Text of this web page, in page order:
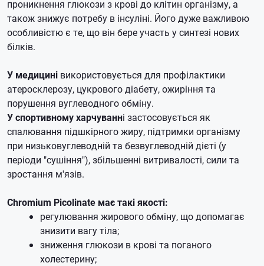
проникнення глюкози з крові до клітин організму, а
також знижує потребу в інсуліні. Його дуже важливою
особливістю є те, що він бере участь у синтезі нових
білків.
У медицині використовується для профілактики
атеросклерозу, цукрового діабету, ожиріння та
порушення вуглеводного обміну.
У спортивному харчуванні застосовується як
спалювання підшкірного жиру, підтримки організму
при низьковуглеводній та безвуглеводній дієті (у
періоди "сушіння"), збільшенні витривалості, сили та
зростання м'язів.
Chromium Picolinate має такі якості:
регулювання жирового обміну, що допомагає
знизити вагу тіла;
зниження глюкози в крові та поганого
холестерину;